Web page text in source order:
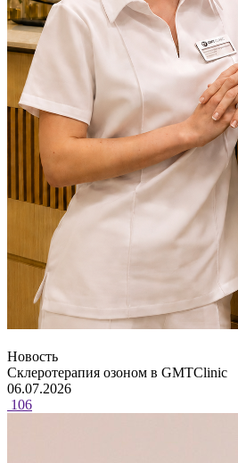
Новость
Склеротерапия озоном в GMTClinic
06.07.2026
106